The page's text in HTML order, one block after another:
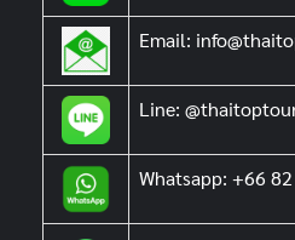
Email:
Line:
Whatsapp: +66